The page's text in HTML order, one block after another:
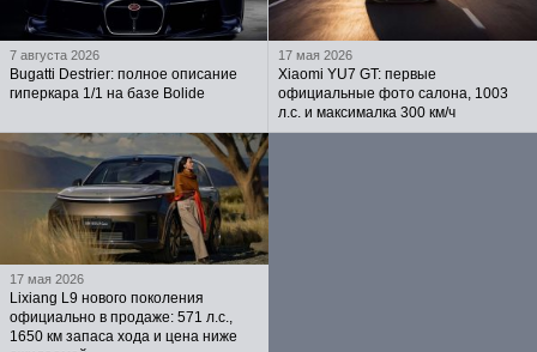
7 августа 2026
Bugatti Destrier: полное описание
гиперкара 1/1 на базе Bolide
17 мая 2026
Xiaomi YU7 GT: первые
официальные фото салона, 1003
л.с. и максималка 300 км/ч
17 мая 2026
Lixiang L9 нового поколения
официально в продаже: 571 л.с.,
1650 км запаса хода и цена ниже